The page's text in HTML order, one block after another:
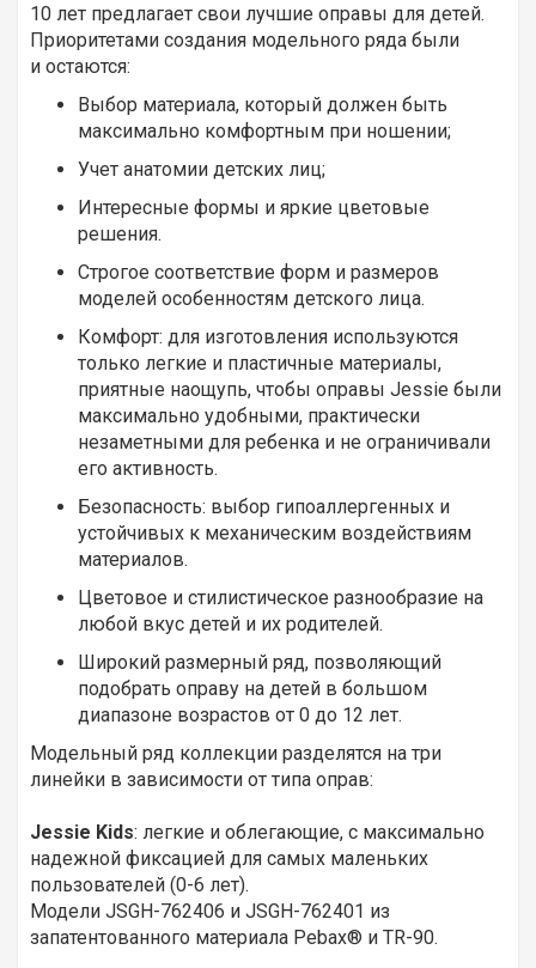
10 лет предлагает свои лучшие оправы для детей.
Приоритетами создания модельного ряда были
и остаются:
Выбор материала, который должен быть
максимально комфортным при ношении;
Учет анатомии детских лиц;
Интересные формы и яркие цветовые
решения.
Строгое соответствие форм и размеров
моделей особенностям детского лица.
Комфорт: для изготовления используются
только легкие и пластичные материалы,
приятные наощупь, чтобы оправы Jessie были
максимально удобными, практически
незаметными для ребенка и не ограничивали
его активность.
Безопасность: выбор гипоаллергенных и
устойчивых к механическим воздействиям
материалов.
Цветовое и стилистическое разнообразие на
любой вкус детей и их родителей.
Широкий размерный ряд, позволяющий
подобрать оправу на детей в большом
диапазоне возрастов от 0 до 12 лет.
Модельный ряд коллекции разделятся на три
линейки в зависимости от типа оправ:
Jessie Kids: легкие и облегающие, с максимально
надежной фиксацией для самых маленьких
пользователей (0-6 лет).
Модели JSGH-762406 и JSGH-762401 из
запатентованного материала Pebax® и TR-90.